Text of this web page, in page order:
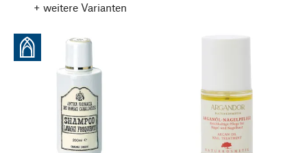
+ weitere Varianten